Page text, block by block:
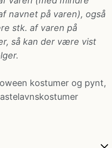
og militær
navnet på varen), også
stk. af varen på
så kan der være vist
kostumer og pynt,